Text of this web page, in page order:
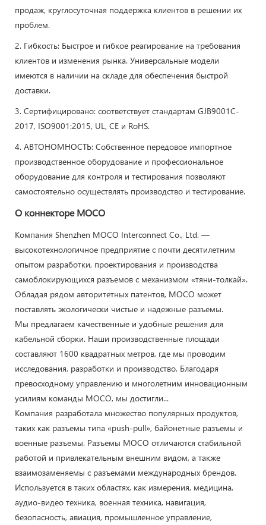
продаж, круглосуточная поддержка клиентов в решении их
проблем.
2. Гибкость: Быстрое и гибкое реагирование на требования
клиентов и изменения рынка. Универсальные модели
имеются в наличии на складе для обеспечения быстрой
доставки.
3. Сертифицировано: соответствует стандартам GJB9001C-
2017, ISO9001:2015, UL, CE и RoHS.
4. АВТОНОМНОСТЬ: Собственное передовое импортное
производственное оборудование и профессиональное
оборудование для контроля и тестирования позволяют
самостоятельно осуществлять производство и тестирование.
О коннекторе MOCO
Компания Shenzhen MOCO Interconnect Co., Ltd. —
высокотехнологичное предприятие с почти десятилетним
опытом разработки, проектирования и производства
самоблокирующихся разъемов с механизмом «тяни-толкай».
Обладая рядом авторитетных патентов, MOCO может
поставлять экологически чистые и надежные разъемы.
Мы предлагаем качественные и удобные решения для
кабельной сборки. Наши производственные площади
составляют 1600 квадратных метров, где мы проводим
исследования, разработки и производство. Благодаря
превосходному управлению и многолетним инновационным
усилиям команды MOCO, мы достигли...
Компания разработала множество популярных продуктов,
таких как разъемы типа «push-pull», байонетные разъемы и
военные разъемы. Разъемы MOCO отличаются стабильной
работой и привлекательным внешним видом, а также
взаимозаменяемы с разъемами международных брендов.
Используется в таких областях, как измерения, медицина,
аудио-видео техника, военная техника, навигация,
безопасность, авиация, промышленное управление,